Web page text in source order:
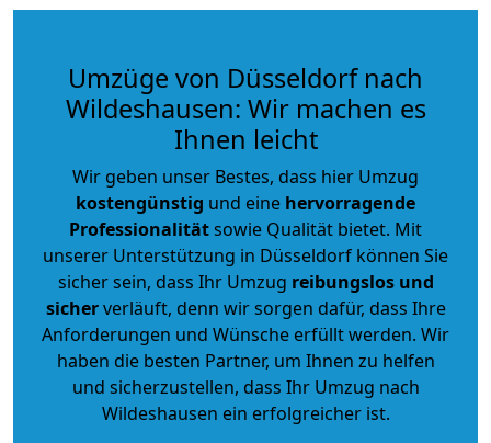
Umzüge von Düsseldorf nach
Wildeshausen: Wir machen es
Ihnen leicht
Wir geben unser Bestes, dass hier Umzug
kostengünstig und eine hervorragende
Professionalitätsowie Qualität bietet. Mit
unserer Unterstützung in Düsseldorf können Sie
sicher sein, dass Ihr Umzug reibungslos und
sicherverläuft, denn wir sorgen dafür, dass Ihre
Anforderungen und Wünsche erfüllt werden. Wir
haben die besten Partner, um Ihnen zu helfen
und sicherzustellen, dass Ihr Umzug nach
Wildeshausen ein erfolgreicher ist.